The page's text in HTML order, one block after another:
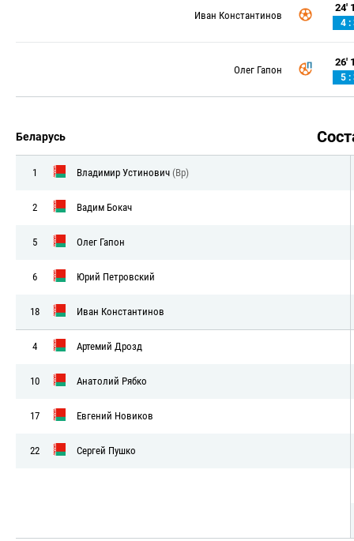
Иван Константинов
24'
4 :
Олег Гапон
26'
5 :
Беларусь
1 Владимир Устинович (Вр)
2 Вадим Бокач
5 Олег Гапон
6 Юрий Петровский
18 Иван Константинов
4 Артемий Дрозд
10 Анатолий Рябко
17 Евгений Новиков
22 Сергей Пушко